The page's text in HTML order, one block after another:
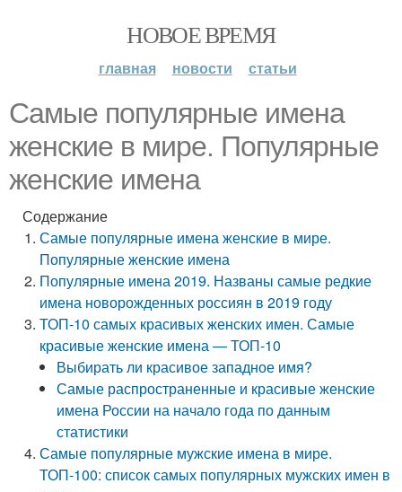
НОВОЕ ВРЕМЯ
главная новости статьи
Самые популярные имена
женские в мире. Популярные
женские имена
Содержание
Самые популярные имена женские в мире.
Популярные женские имена
Популярные имена 2019. Названы самые редкие
имена новорожденных россиян в 2019 году
ТОП-10 самых красивых женских имен. Самые
красивые женские имена — ТОП-10
Выбирать ли красивое западное имя?
Самые распространенные и красивые женские
имена России на начало года по данным
статистики
Самые популярные мужские имена в мире.
ТОП-100: список самых популярных мужских имен в